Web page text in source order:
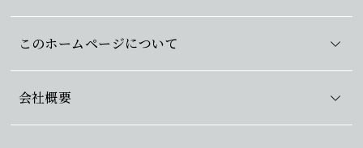
このホームページについて
会社概要